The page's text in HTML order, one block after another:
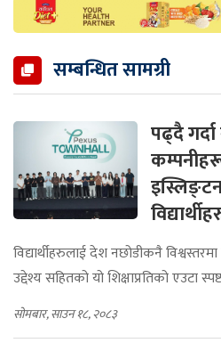
सम्बन्धित सामग्री
पढ्दै गर्दा
विद्यार्थीहरुलाई देश नछोडीकनै विश्वस्तरमा
उद्देश्य सहितको यो शिक्षाप्रतिको एउटा
सोमबार, साउन १८, २०८३